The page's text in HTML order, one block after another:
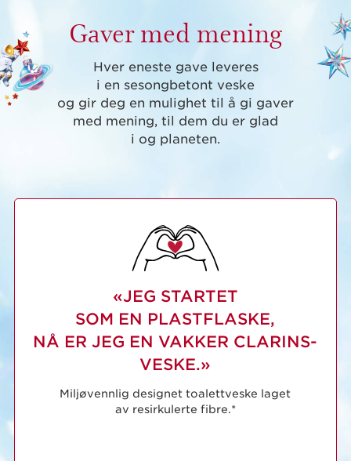
Gaver med mening
Hver eneste gave leveres
i en sesongbetont veske
og gir deg en mulighet til å gi gaver
med mening, til dem du er glad
i og planeten.
«JEG STARTET
SOM EN PLASTFLASKE,
NÅ ER JEG EN VAKKER CLARINS-
VESKE.»
Miljøvennlig designet toalettveske laget
av resirkulerte fibre.*